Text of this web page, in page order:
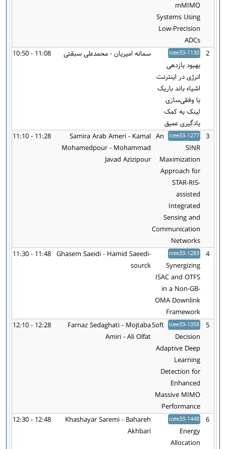
mMIMO
Systems Using
Low-Precision
ADCs
2
icee33-1130
بهبود بازدهی
انرژی در اینترنت
اشیاء باند باریک
با وفقی‌سازی
لینک به کمک
یادگیری عمیق
سمانه امیریان - محمدعلی سبقتی 10:50 - 11:08
3
icee33-1277
An
SINR
Maximization
Approach for
STAR-RIS-
assisted
Integrated
Sensing and
Communication
Networks
Samira Arab Ameri - Kamal
Mohamedpour - Mohammad
Javad Azizipour
11:10 - 11:28
4
icee33-1283
Synergizing
ISAC and OTFS
in a Non-GB-
OMA Downlink
Framework
Ghasem Saeidi - Hamid Saeedi-
sourck
11:30 - 11:48
5
icee33-1358
Soft
Decision
Adaptive Deep
Learning
Detection for
Enhanced
Massive MIMO
Performance
Farnaz Sedaghati - Mojtaba
Amiri - Ali Olfat
12:10 - 12:28
6
icee33-1448
Energy
Allocation
Khashayar Saremi - Bahareh
Akhbari
12:30 - 12:48